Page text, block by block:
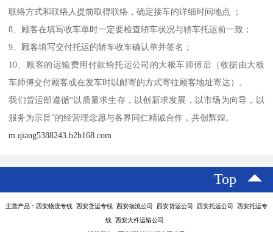
联络方式和联络人提前取得联络，确定接车的详细时间地点 ；
8、顾客在填写收车单时一定要检查轿车状况与轿车托运前一致；
9、顾客填写交付托运的轿车收车确认单并签名；
10、顾客的运输费用付款给托运公司的大板车师傅后（收据由大板
车师傅交付顾客或在发车时以邮寄的方式寄往顾客地址寄达）。
我们货运部遵循“以质量求生存，以创新求发展，以市场为向导，以
服务为宗旨”的经营理念愿与各界同仁精诚合作，共创辉煌。
m.qiang5388243.b2b168.com
Top
主营产品：西安物流专线 西安货运专线 西安物流公司 西安货运公司 西安托运公司 西安托运专
线 西安大件运输公司